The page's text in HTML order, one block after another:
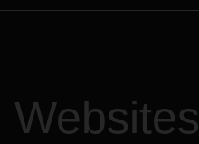
Websites